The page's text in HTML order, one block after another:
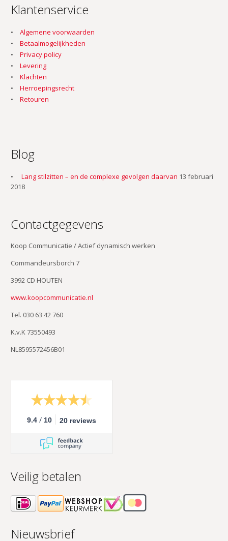
Klantenservice
Algemene voorwaarden
Betaalmogelijkheden
Privacy policy
Levering
Klachten
Herroepingsrecht
Retouren
Blog
Lang stilzitten – en de complexe gevolgen daarvan 13 februari
2018
Contactgegevens
Koop Communicatie / Actief dynamisch werken
Commandeursborch 7
3992 CD HOUTEN
www.koopcommunicatie.nl
Tel. 030 63 42 760
K.v.K 73550493
NL8595572456B01
9.4 / 10 20 reviews
Veilig betalen
Nieuwsbrief